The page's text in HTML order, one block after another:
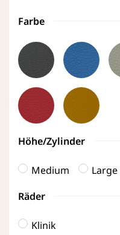
Farbe
Höhe/Zylinder
Medium
Large
Räder
Klinik